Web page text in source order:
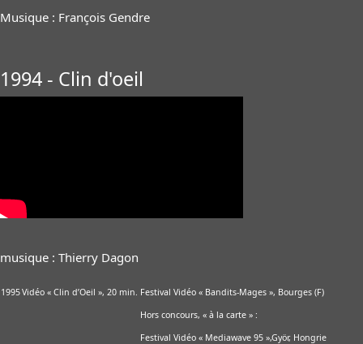
Musique : François Gendre
1994 - Clin d'oeil
musique : Thierry Dagon
1995Vidéo « Clin d’Oeil », 20 min. Festival Vidéo « Bandits-Mages », Bourges (F)
Hors concours, « à la carte » :
Festival Vidéo « Mediawave 95 »,Györ, Hongrie